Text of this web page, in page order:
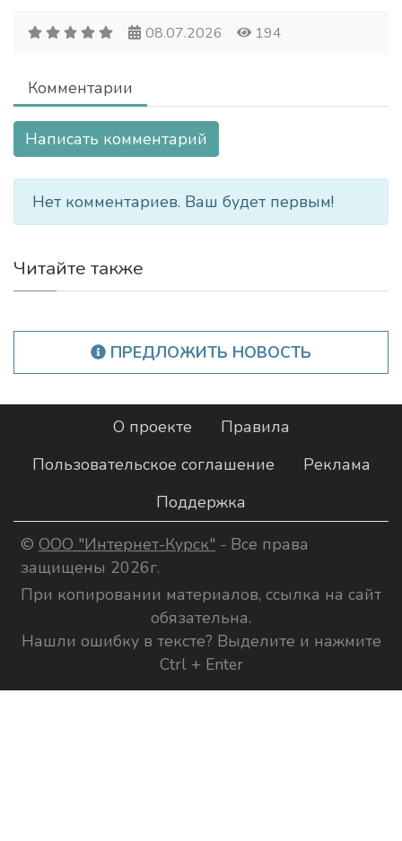
08.07.2026 194
Комментарии
Написать комментарий
Нет комментариев. Ваш будет первым!
Читайте также
ПРЕДЛОЖИТЬ НОВОСТЬ
О проекте
Правила
Пользовательское соглашение
Реклама
Поддержка
© ООО "Интернет-Курск" - Все права
защищены 2026г.
При копировании материалов, ссылка на сайт
обязательна.
Нашли ошибку в тексте? Выделите и нажмите
Ctrl + Enter